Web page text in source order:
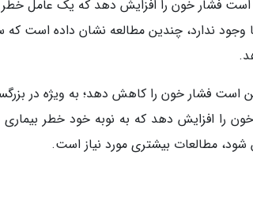
فشار خون را افزایش دهد که یک عامل
ندارد، چندین مطالعه نشان داده است
است فشار خون را کاهش دهد؛ به ویژه در
را افزایش دهد که به نوبه خود خطر
شود، مطالعات بیشتری مورد نیاز است.